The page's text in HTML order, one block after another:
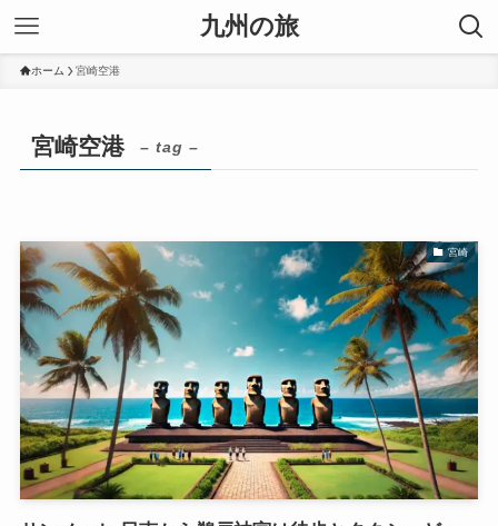
九州の旅
ホーム 宮崎空港
宮崎空港 – tag –
宮崎